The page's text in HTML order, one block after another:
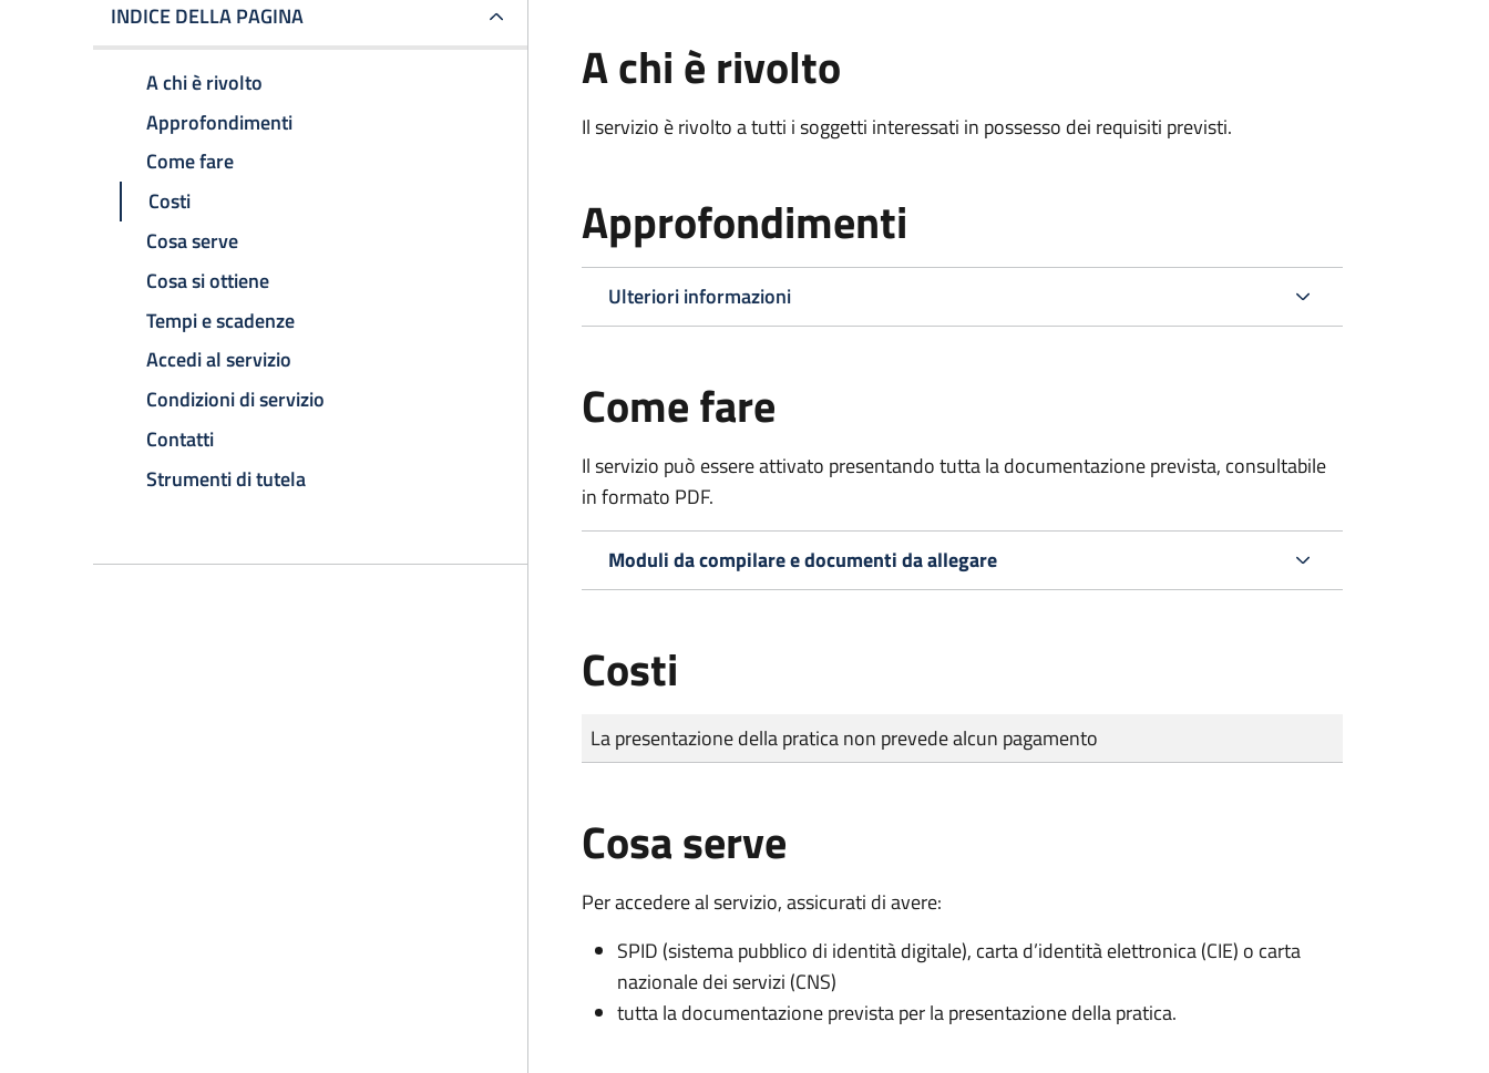
INDICE DELLA PAGINA
A chi è rivolto
Approfondimenti
Come fare
Costi
Cosa serve
Cosa si ottiene
Tempi e scadenze
Accedi al servizio
Condizioni di servizio
Contatti
Strumenti di tutela
A chi è rivolto
Il servizio è rivolto a tutti i soggetti interessati in possesso dei requisiti previsti.
Approfondimenti
Ulteriori informazioni
Come fare
Il servizio può essere attivato presentando tutta la documentazione prevista, consultabile
in formato PDF.
Moduli da compilare e documenti da allegare
Costi
Tipo di pagamento
Importo
La presentazione della pratica non prevede alcun pagamento
Cosa serve
Per accedere al servizio, assicurati di avere:
SPID (sistema pubblico di identità digitale), carta d’identità elettronica (CIE) o carta
nazionale dei servizi (CNS)
tutta la documentazione prevista per la presentazione della pratica.